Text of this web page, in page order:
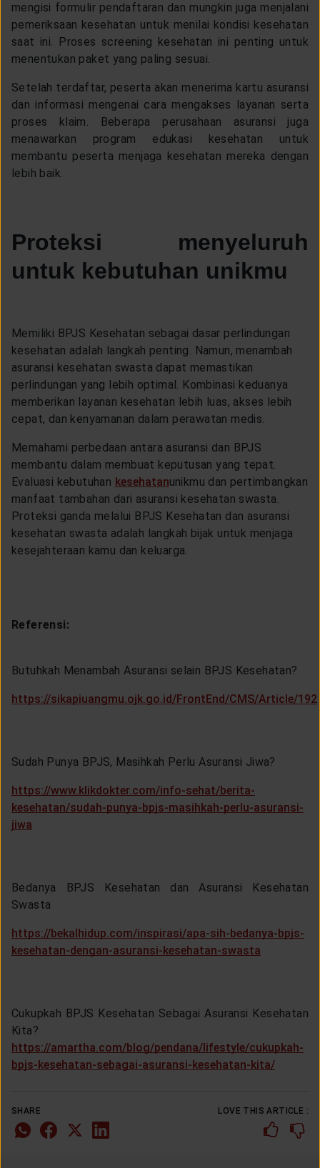
mengisi formulir pendaftaran dan mungkin juga menjalani
pemeriksaan kesehatan untuk menilai kondisi kesehatan
saat ini. Proses screening kesehatan ini penting untuk
menentukan paket yang paling sesuai.
Setelah terdaftar, peserta akan menerima kartu asuransi
dan informasi mengenai cara mengakses layanan serta
proses klaim. Beberapa perusahaan asuransi juga
menawarkan program edukasi kesehatan untuk
membantu peserta menjaga kesehatan mereka dengan
lebih baik.
Proteksi menyeluruh
untuk kebutuhan unikmu
Memiliki BPJS Kesehatan sebagai dasar perlindungan
kesehatan adalah langkah penting. Namun, menambah
asuransi kesehatan swasta dapat memastikan
perlindungan yang lebih optimal. Kombinasi keduanya
memberikan layanan kesehatan lebih luas, akses lebih
cepat, dan kenyamanan dalam perawatan medis.
Memahami perbedaan antara asuransi dan BPJS
membantu dalam membuat keputusan yang tepat.
Evaluasi kebutuhan kesehatanunikmu dan pertimbangkan
manfaat tambahan dari asuransi kesehatan swasta.
Proteksi ganda melalui BPJS Kesehatan dan asuransi
kesehatan swasta adalah langkah bijak untuk menjaga
kesejahteraan kamu dan keluarga.
Referensi:
Butuhkah Menambah Asuransi selain BPJS Kesehatan?
https://sikapiuangmu.ojk.go.id/FrontEnd/CMS/Article/192
Sudah Punya BPJS, Masihkah Perlu Asuransi Jiwa?
https://www.klikdokter.com/info-sehat/berita-
kesehatan/sudah-punya-bpjs-masihkah-perlu-asuransi-
jiwa
Bedanya BPJS Kesehatan dan Asuransi Kesehatan
Swasta
https://bekalhidup.com/inspirasi/apa-sih-bedanya-bpjs-
kesehatan-dengan-asuransi-kesehatan-swasta
Cukupkah BPJS Kesehatan Sebagai Asuransi Kesehatan
Kita?
https://amartha.com/blog/pendana/lifestyle/cukupkah-
bpjs-kesehatan-sebagai-asuransi-kesehatan-kita/
SHARE LOVE THIS ARTICLE :